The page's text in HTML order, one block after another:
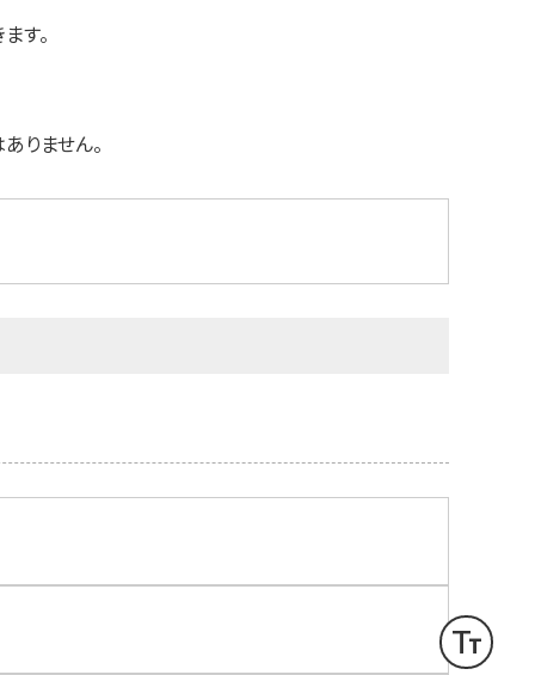
す。
りません。
text_fields
文字サイズ変更